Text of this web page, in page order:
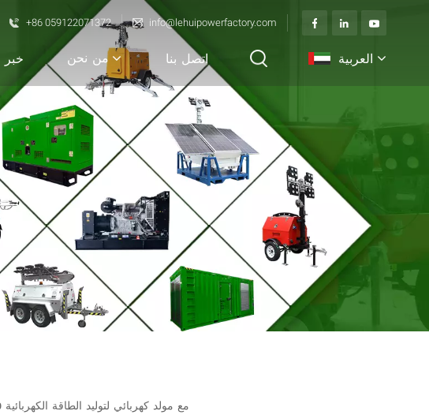
+86 059122071372 info@lehuipowerfactory.com
خبر من نحن اتصل بنا العربية
English
français
Deutsch
italiano
русский
español
محرك ديزل LEHUI Cummins 1000 KVA مع مولد كهربائي لتوليد الطاقة الكهربائية 50 هرتز